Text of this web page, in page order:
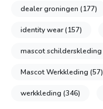
dealer groningen (177)
identity wear(157)
mascot schilderskleding
Mascot Werkkleding (57)
werkkleding (346)